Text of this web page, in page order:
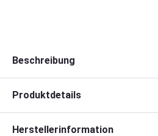
Beschreibung
Produktdetails
Herstellerinformation